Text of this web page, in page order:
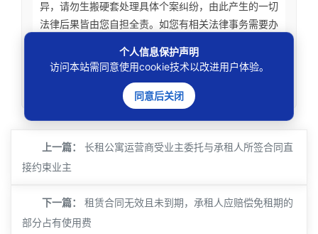
异，请勿生搬硬套处理具体个案纠纷，由此产生的一切
法律后果皆由您自担全责。如您有相关法律事务需要办
刊载内容版权归原权利人，如涉及您的权益可联系处
上一篇：
长租公寓运营商受业主委托与承租人所签合同直
接约束业主
下一篇：
租赁合同无效且未到期，承租人应赔偿免租期的
部分占有使用费
个人信息保护声明
访问本站需同意使用cookie技术以改进用户体验。
同意后关闭